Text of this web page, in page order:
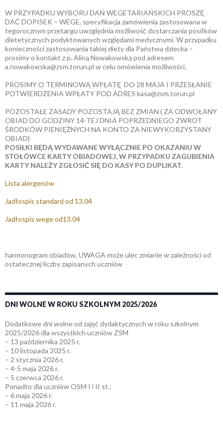
W PRZYPADKU WYBORU DAŃ WEGETARIAŃSKICH PROSZĘ
DAĆ DOPISEK – WEGE, specyfikacja zamówienia zastosowana w
tegorocznym przetargu uwzględnia możliwość dostarczania posiłków
dietetycznych podyktowanych względami medycznymi. W przypadku
konieczności zastosowania takiej diety dla Państwa dziecka –
prosimy o kontakt z p. Aliną Nowakowską pod adresem
a.nowakowska@zsm.torun.pl w celu omówienia możliwości.
PROSIMY O TERMINOWĄ WPŁATĘ DO 28 MAJA I PRZESŁANIE
POTWIERDZENIA WPŁATY POD ADRES kasa@zsm.torun.pl
POZOSTAŁE ZASADY POZOSTAJĄ BEZ ZMIAN ( ZA ODWOŁANY
OBIAD DO GODZINY 14-TEJ DNIA POPRZEDNIEGO ZWROT
ŚRODKÓW PIENIĘŻNYCH NA KONTO ZA NIEWYKORZYSTANY
OBIAD)
POSIŁKI BĘDĄ WYDAWANE WYŁĄCZNIE PO OKAZANIU W
STOŁÓWCE KARTY OBIADOWEJ, W PRZYPADKU ZAGUBIENIA
KARTY NALEŻY ZGŁOSIĆ SIĘ DO KASY PO DUPLIKAT.
Lista alergenów
Jadłospis standard od 13.04
Jadłospis wege od13.04
harmonogram obiadów, UWAGA może ulec zmianie w zależności od
ostatecznej liczby zapisanych uczniów
DNI WOLNE W ROKU SZKOLNYM 2025/2026
Dodatkowe dni wolne od zajęć dydaktycznych w roku szkolnym
2025/2026 dla wszystkich uczniów ZSM
– 13 października 2025 r.
– 10 listopada 2025 r.
– 2 stycznia 2026 r.
– 4-5 maja 2026 r.
– 5 czerwca 2026 r.
Ponadto dla uczniów OSM I i II st.:
– 6 maja 2026 r.
– 11 maja 2026 r.